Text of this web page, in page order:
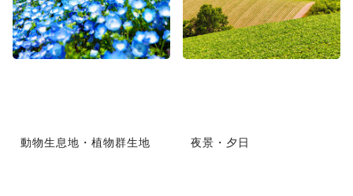
動物生息地・植物群生地 夜景・夕日